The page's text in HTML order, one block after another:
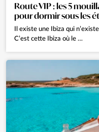
Route VIP : les 5
pour dormir sous les
Il existe une Ibiza qui
C’est cette Ibiza où le …